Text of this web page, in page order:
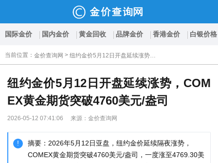
国际金价 国内金价 黄金回收 品牌金价 香港金价 白银价格
当前位置 ： 金价查询网 > 纽约金价5月12日开盘延续涨势，COMEX黄金期货突破4760美元/盎司
纽约金价5月12日开盘延续涨势，COM
EX黄金期货突破4760美元/盎司
2026-05-12 07:41:06 来源：金价查询网
摘要：2026年5月12日亚盘，纽约金价延续隔夜涨势，
COMEX黄金期货突破4760美元/盎司，一度涨至4769.30美